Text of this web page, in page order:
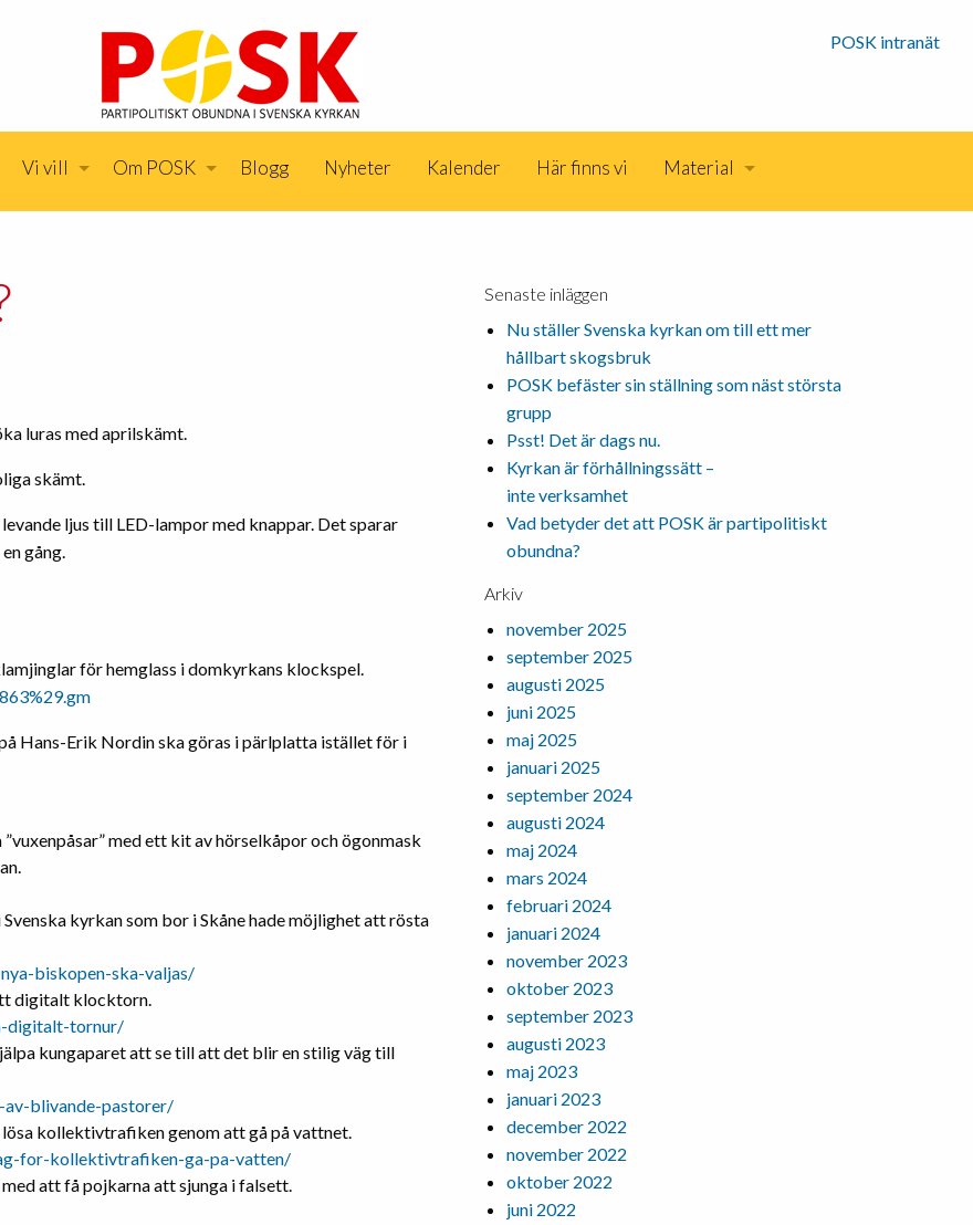
POSK intranät
Vi vill Om POSK Blogg Nyheter Kalender Här finns vi Material
luras med aprilskämt.
skämt.
ljus till LED-lampor med knappar. Det sparar
gång.
för hemglass i domkyrkans klockspel.
Hans-Erik Nordin ska göras i pärlplatta istället för i
med ett kit av hörselkåpor och ögonmask
kyrkan som bor i Skåne hade möjlighet att rösta
biskopen-ska-valjas/
digitalt klocktorn.
digitalt-tornur/
kungaparet att se till att det blir en stilig väg till
blivande-pastorer/
kollektivtrafiken genom att gå på vattnet.
for-kollektivtrafiken-ga-pa-vatten/
att få pojkarna att sjunga i falsett.
Senaste inläggen
Nu ställer Svenska kyrkan om till ett mer
hållbart skogsbruk
POSK befäster sin ställning som näst största
grupp
Psst! Det är dags nu.
Kyrkan är förhållningssätt –
inte verksamhet
Vad betyder det att POSK är partipolitiskt
obundna?
Arkiv
november 2025
september 2025
augusti 2025
juni 2025
maj 2025
januari 2025
september 2024
augusti 2024
maj 2024
mars 2024
februari 2024
januari 2024
november 2023
oktober 2023
september 2023
augusti 2023
maj 2023
januari 2023
december 2022
november 2022
oktober 2022
juni 2022